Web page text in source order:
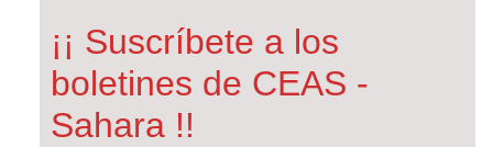
¡¡ Suscríbete a los
boletines de CEAS -
Sahara !!